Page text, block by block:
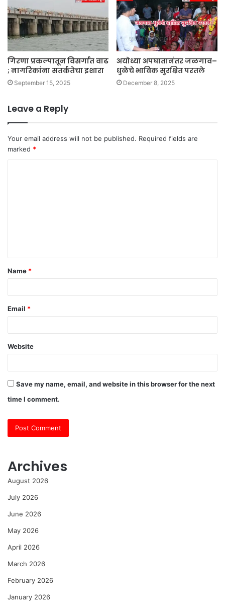
गिरणा प्रकल्पातून विसर्गात वाढ
; नागरिकांना सतर्कतेचा इशारा
September 15, 2025
अयोध्या अपघातानंतर जळगाव–
धुळेचे भाविक सुरक्षित परतले
December 8, 2025
Leave a Reply
Your email address will not be published. Required fields are
marked *
t
*
Name *
Email *
Website
Save my name, email, and website in this browser for the next
time I comment.
Archives
August 2026
July 2026
June 2026
May 2026
April 2026
March 2026
February 2026
January 2026